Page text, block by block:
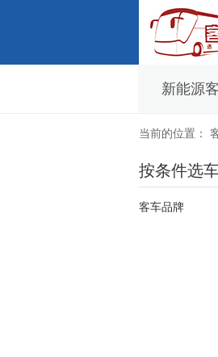
新能源
当前的位置：
按条件选
客车品牌